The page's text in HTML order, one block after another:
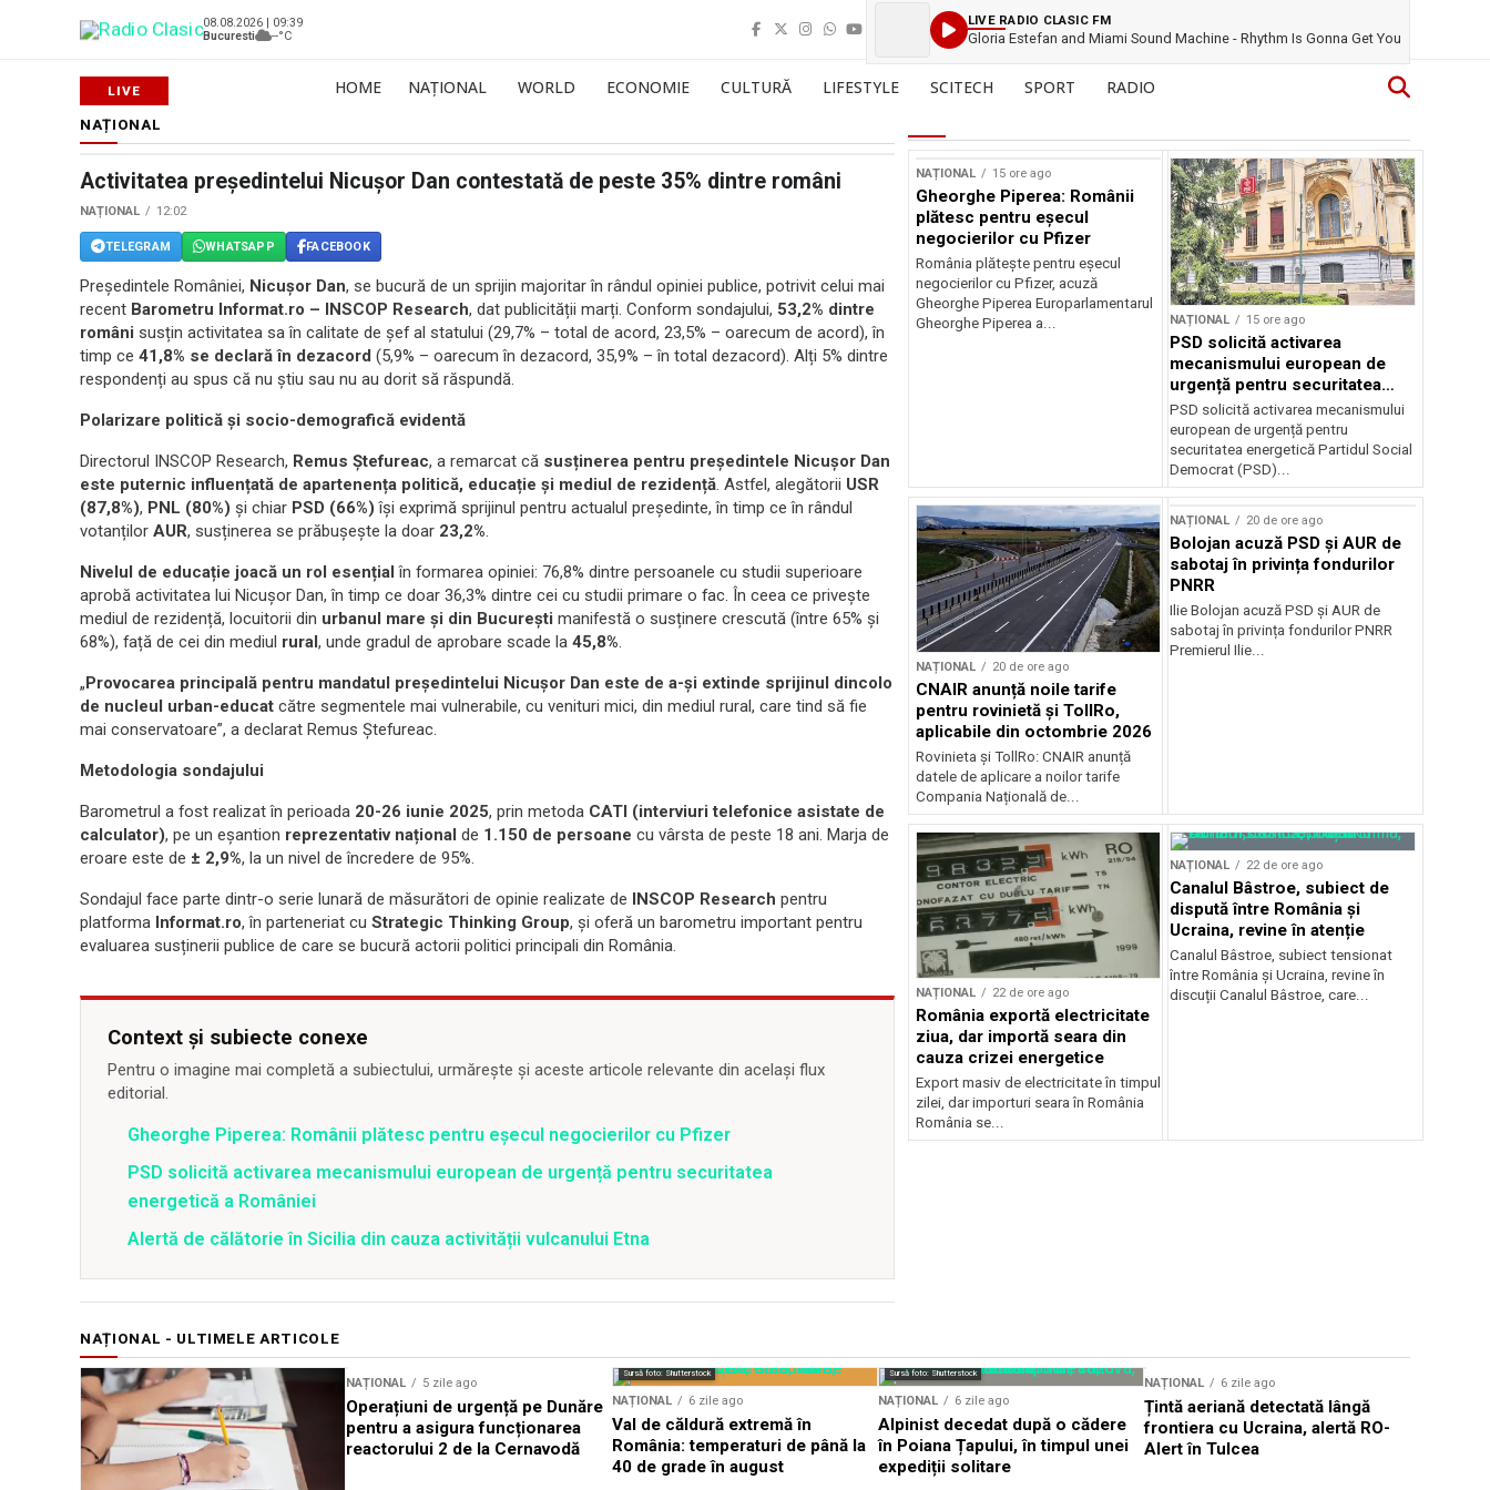
08.08.2026 | 09:39
Bucuresti
--°C
LIVE RADIO CLASIC FM
Gloria Estefan and Miami Sound Machine - Rhythm Is Gonna Get You
HOME NAȚIONAL WORLD ECONOMIE CULTURĂ LIFESTYLE SCITECH SPORT RADIO
NAȚIONAL
Activitatea președintelui Nicușor Dan contestată de peste 35% dintre români
NAȚIONAL 12:02
TELEGRAM WHATSAPP FACEBOOK
Președintele României, Nicușor Dan, se bucură de un sprijin majoritar în rândul opiniei publice, potrivit celui mai
recent Barometru Informat.ro – INSCOP Research, dat publicității marți. Conform sondajului, 53,2% dintre
români susțin activitatea sa în calitate de șef al statului (29,7% – total de acord, 23,5% – oarecum de acord), în
timp ce 41,8% se declară în dezacord (5,9% – oarecum în dezacord, 35,9% – în total dezacord). Alți 5% dintre
respondenți au spus că nu știu sau nu au dorit să răspundă.
Polarizare politică și socio-demografică evidentă
Directorul INSCOP Research, Remus Ștefureac, a remarcat că susținerea pentru președintele Nicușor Dan
este puternic influențată de apartenența politică, educație și mediul de rezidență. Astfel, alegătorii USR
(87,8%), PNL (80%) și chiar PSD (66%) își exprimă sprijinul pentru actualul președinte, în timp ce în rândul
votanților AUR, susținerea se prăbușește la doar 23,2%.
Nivelul de educație joacă un rol esențial în formarea opiniei: 76,8% dintre persoanele cu studii superioare
aprobă activitatea lui Nicușor Dan, în timp ce doar 36,3% dintre cei cu studii primare o fac. În ceea ce privește
mediul de rezidență, locuitorii din urbanul mare și din București manifestă o susținere crescută (între 65% și
68%), față de cei din mediul rural, unde gradul de aprobare scade la 45,8%.
„Provocarea principală pentru mandatul președintelui Nicușor Dan este de a-și extinde sprijinul dincolo
de nucleul urban-educat către segmentele mai vulnerabile, cu venituri mici, din mediul rural, care tind să fie
mai conservatoare”, a declarat Remus Ștefureac.
Metodologia sondajului
Barometrul a fost realizat în perioada 20-26 iunie 2025, prin metoda CATI (interviuri telefonice asistate de
calculator), pe un eșantion reprezentativ național de 1.150 de persoane cu vârsta de peste 18 ani. Marja de
eroare este de ± 2,9%, la un nivel de încredere de 95%.
Sondajul face parte dintr-o serie lunară de măsurători de opinie realizate de INSCOP Research pentru
platforma Informat.ro, în parteneriat cu Strategic Thinking Group, și oferă un barometru important pentru
evaluarea susținerii publice de care se bucură actorii politici principali din România.
Context și subiecte conexe
Pentru o imagine mai completă a subiectului, urmărește și aceste articole relevante din același flux
editorial.
Gheorghe Piperea: Românii plătesc pentru eșecul negocierilor cu Pfizer
PSD solicită activarea mecanismului european de urgență pentru securitatea
energetică a României
Alertă de călătorie în Sicilia din cauza activității vulcanului Etna
NAȚIONAL 15 ore ago
Gheorghe Piperea: Românii
plătesc pentru eșecul
negocierilor cu Pfizer
România plătește pentru eșecul
negocierilor cu Pfizer, acuză
Gheorghe Piperea Europarlamentarul
Gheorghe Piperea a...
NAȚIONAL 15 ore ago
PSD solicită activarea
mecanismului european de
urgență pentru securitatea
energetică a României
PSD solicită activarea mecanismului
european de urgență pentru
securitatea energetică Partidul Social
Democrat (PSD)...
NAȚIONAL 20 de ore ago
CNAIR anunță noile tarife
pentru rovinietă și TollRo,
aplicabile din octombrie 2026
Rovinieta și TollRo: CNAIR anunță
datele de aplicare a noilor tarife
Compania Națională de...
NAȚIONAL 20 de ore ago
Bolojan acuză PSD și AUR de
sabotaj în privința fondurilor
PNRR
Ilie Bolojan acuză PSD și AUR de
sabotaj în privința fondurilor PNRR
Premierul Ilie...
NAȚIONAL 22 de ore ago
România exportă electricitate
ziua, dar importă seara din
cauza crizei energetice
Export masiv de electricitate în timpul
zilei, dar importuri seara în România
România se...
NAȚIONAL 22 de ore ago
Canalul Bâstroe, subiect de
dispută între România și
Ucraina, revine în atenție
Canalul Bâstroe, subiect tensionat
între România și Ucraina, revine în
discuții Canalul Bâstroe, care...
NAȚIONAL - ULTIMELE ARTICOLE
NAȚIONAL 5 zile ago
Operațiuni de urgență pe Dunăre
pentru a asigura funcționarea
reactorului 2 de la Cernavodă
Sursă foto: Shutterstock
NAȚIONAL 6 zile ago
Val de căldură extremă în
România: temperaturi de până la
40 de grade în august
Sursă foto: Shutterstock
NAȚIONAL 6 zile ago
Alpinist decedat după o cădere
în Poiana Țapului, în timpul unei
expediții solitare
NAȚIONAL 6 zile ago
Țintă aeriană detectată lângă
frontiera cu Ucraina, alertă RO-
Alert în Tulcea